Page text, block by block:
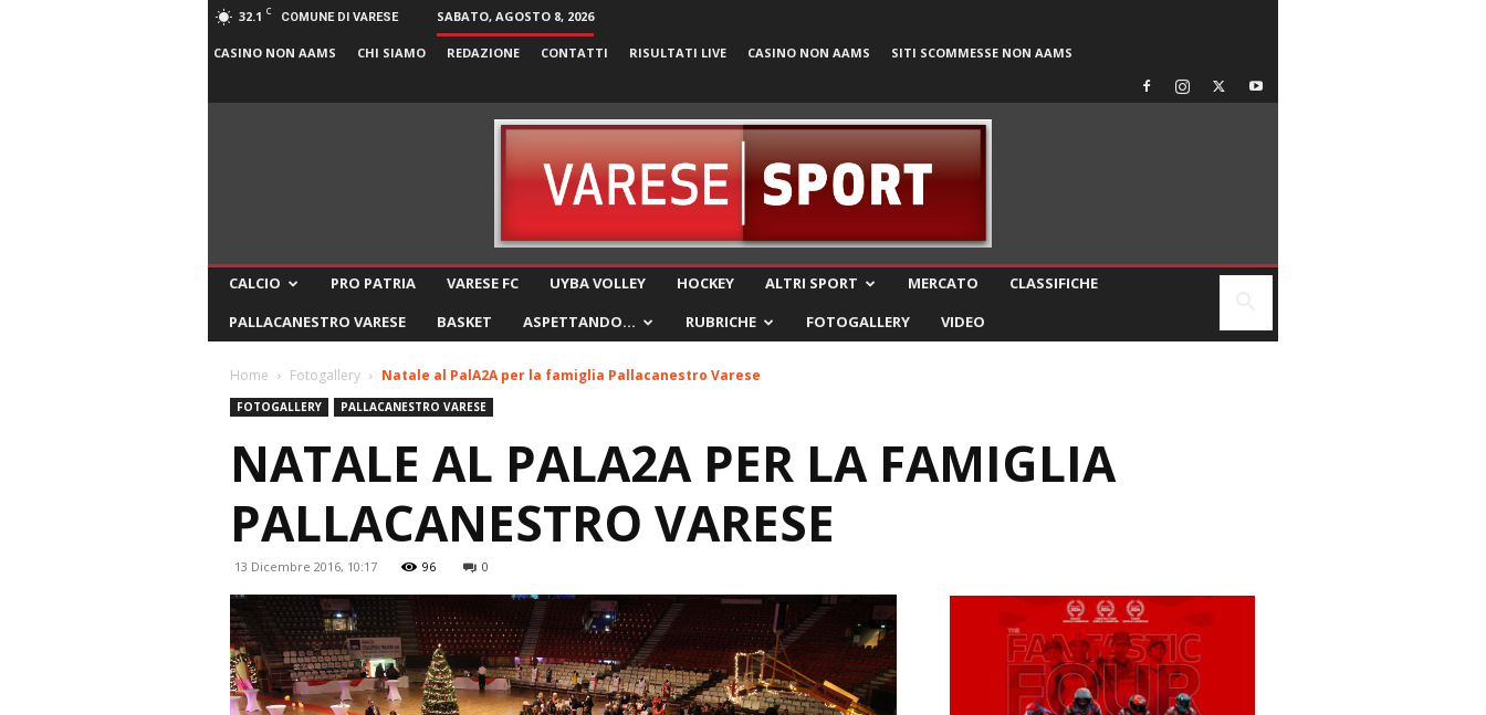
32.1 C COMUNE DI VARESE SABATO, AGOSTO 8, 2026
CASINO NON AAMS CHI SIAMO REDAZIONE CONTATTI RISULTATI LIVE CASINO NON AAMS SITI SCOMMESSE NON AAMS
CALCIO PRO PATRIA VARESE FC UYBA VOLLEY HOCKEY ALTRI SPORT MERCATO
CLASSIFICHE
PALLACANESTRO VARESE
BASKET ASPETTANDO… RUBRICHE FOTOGALLERY VIDEO
Home Fotogallery Natale al PalA2A per la famiglia Pallacanestro Varese
FOTOGALLERY PALLACANESTRO VARESE
NATALE AL PALA2A PER LA FAMIGLIA
PALLACANESTRO VARESE
13 Dicembre 2016, 10:17 96 0